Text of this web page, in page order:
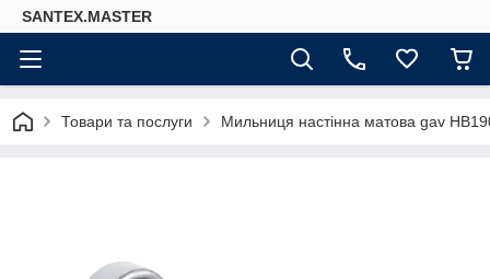
SANTEX.MASTER
Товари та послуги Мильниця настінна матова gav